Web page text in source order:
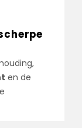
en de